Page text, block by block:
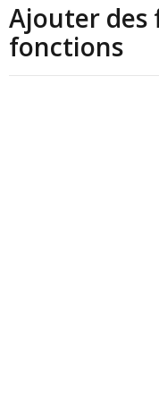
Ajouter des
fonctions